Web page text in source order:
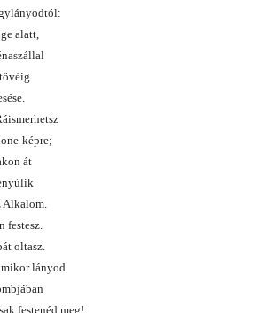
alatt,
képre;
át
Alkalom.
festesz.
oltasz.
lányod
festenéd meg!